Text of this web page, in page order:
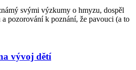
svými výzkumy o hmyzu, dospěl
pozorování k poznání, že pavouci (a to
vývoj dětí